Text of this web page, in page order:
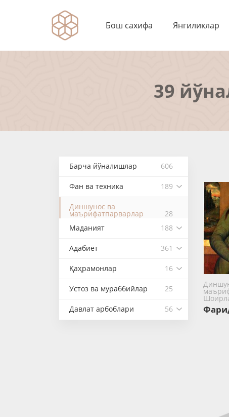
Бош сахифа Янгиликлар
39
Барча йўналишлар 606
Фан ва техника 189
Диншунос ва
маърифатпарварлар
28
Маданият
188
Адабиёт 361
Қаҳрамонлар 16
Устоз ва мураббийлар 25
Давлат арбоблари 56